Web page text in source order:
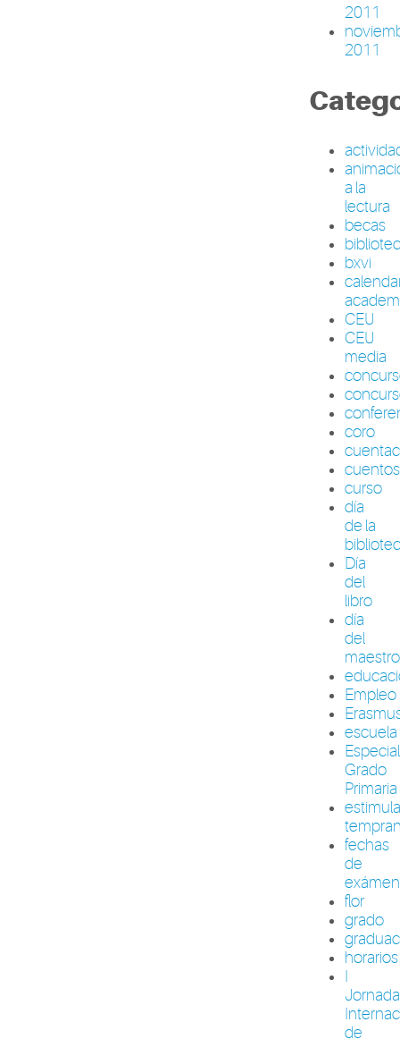
2011
2011
a la
lectura
becas
bxvi
CEU
CEU
media
coro
cuentos
curso
día
de la
Día
del
libro
día
del
maestro
Empleo
escuela
Grado
Primaria
fechas
de
flor
grado
horarios
I
de